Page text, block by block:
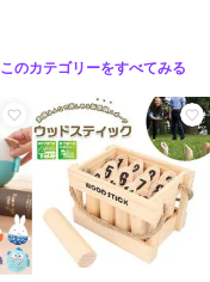
このカテゴリーをすべてみる